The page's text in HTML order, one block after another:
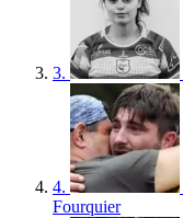
3.
4.
Fourquier